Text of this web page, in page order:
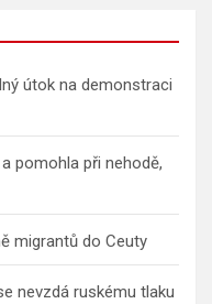
útok na demonstraci
pomohla při nehodě,
migrantů do Ceuty
nevzdá ruskému tlaku